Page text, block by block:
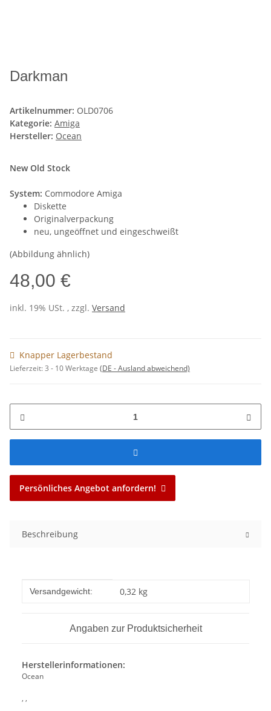
Darkman
Artikelnummer: OLD0706
Kategorie: Amiga
Hersteller: Ocean
New Old Stock
System: Commodore Amiga
Diskette
Originalverpackung
neu, ungeöffnet und eingeschweißt
(Abbildung ähnlich)
48,00 €
inkl. 19% USt. , zzgl. Versand
Knapper Lagerbestand
Lieferzeit:3 - 10 Werktage (DE - Ausland abweichend)
Persönliches Angebot anfordern!
Beschreibung
Produkteigenschaft
Wert
Versandgewicht: 0,32 kg
Angaben zur Produktsicherheit
Herstellerinformationen:
Ocean
, ,